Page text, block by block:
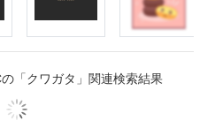
「クワガタ」関連検索結果